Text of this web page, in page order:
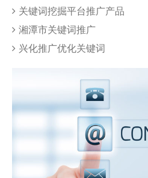
关键词挖掘平台推广产品
湘潭市关键词推广
兴化推广优化关键词